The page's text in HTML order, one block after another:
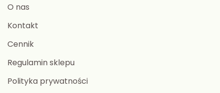
O nas
Kontakt
Cennik
Regulamin sklepu
Polityka prywatności